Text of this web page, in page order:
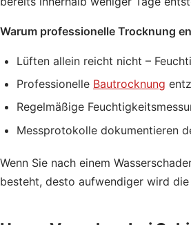
Warum professionelle Trocknung
Lüften allein reicht nicht –
Professionelle Bautrocknung
Regelmäßige
Messprotokolle dokumentieren
Wenn Sie nach einem
besteht, desto aufwendiger wird die